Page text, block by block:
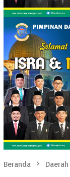
Beranda Daerah